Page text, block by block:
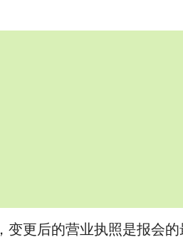
更后的营业执照是报会的